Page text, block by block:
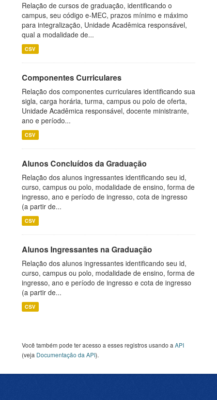
Relação de cursos de graduação, identificando o
campus, seu código e-MEC, prazos mínimo e máximo
para integralização, Unidade Acadêmica responsável,
qual a modalidade de...
CSV
Componentes Curriculares
Relação dos componentes curriculares identificando sua
sigla, carga horária, turma, campus ou polo de oferta,
Unidade Acadêmica responsável, docente ministrante,
ano e período...
CSV
Alunos Concluídos da Graduação
Relação dos alunos ingressantes identificando seu id,
curso, campus ou polo, modalidade de ensino, forma de
ingresso, ano e período de ingresso, cota de ingresso
(a partir de...
CSV
Alunos Ingressantes na Graduação
Relação dos alunos ingressantes identificando seu id,
curso, campus ou polo, modalidade de ensino, forma de
ingresso, ano e período de ingresso e cota de ingresso
(a partir de...
CSV
Você também pode ter acesso a esses registros usando a API
(veja Documentação da API).